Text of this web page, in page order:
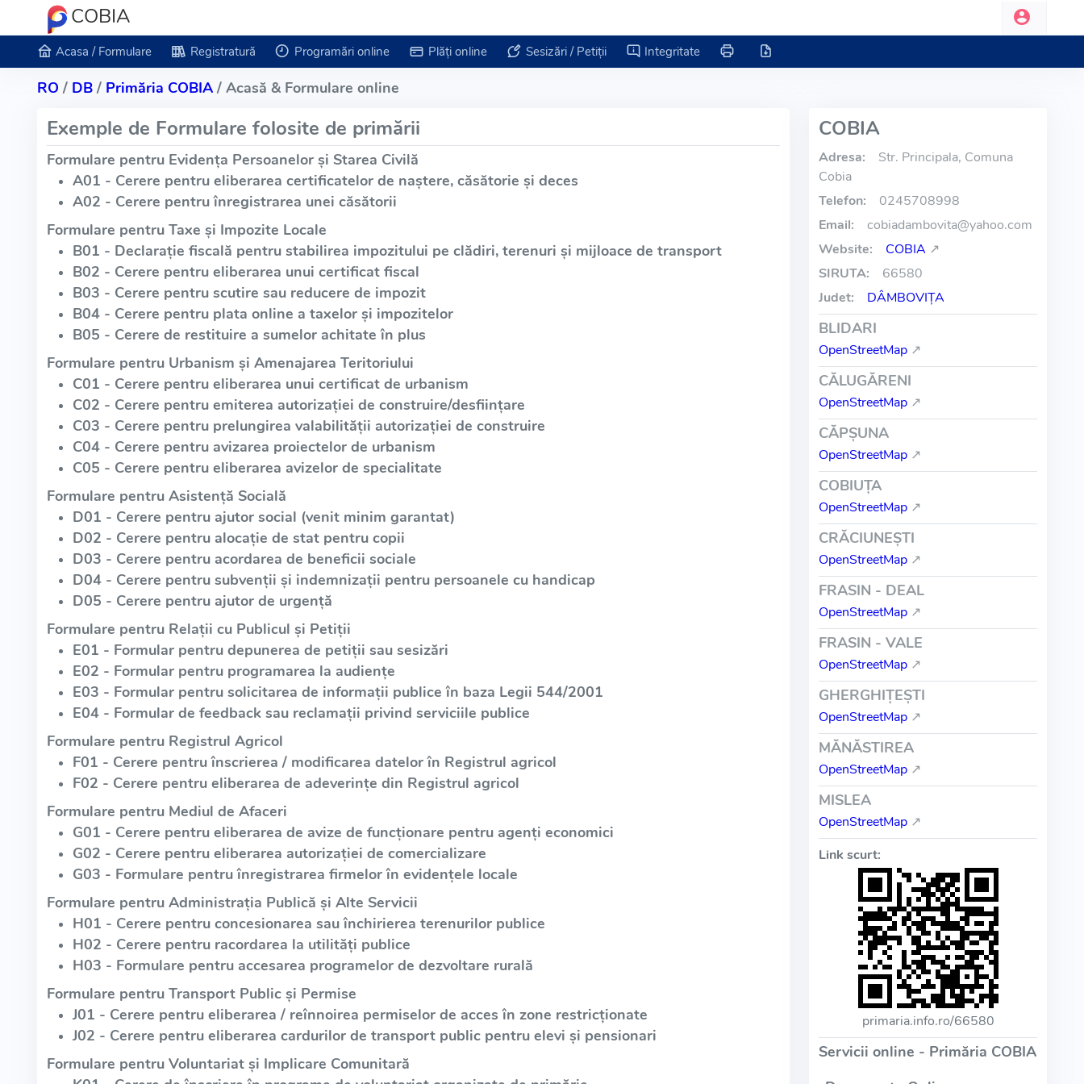
COBIA
Acasa / Formulare Registratură Programări online Plăți online Sesizări / Petiții Integritate
RO / DB/ Primăria COBIA/ Acasă & Formulare online
Exemple de Formulare folosite de primării
Formulare pentru Evidența Persoanelor și Starea Civilă
A01 - Cerere pentru eliberarea certificatelor de naștere, căsătorie și deces
A02 - Cerere pentru înregistrarea unei căsătorii
Formulare pentru Taxe și Impozite Locale
B01 - Declarație fiscală pentru stabilirea impozitului pe clădiri, terenuri și mijloace de transport
B02 - Cerere pentru eliberarea unui certificat fiscal
B03 - Cerere pentru scutire sau reducere de impozit
B04 - Cerere pentru plata online a taxelor și impozitelor
B05 - Cerere de restituire a sumelor achitate în plus
Formulare pentru Urbanism și Amenajarea Teritoriului
C01 - Cerere pentru eliberarea unui certificat de urbanism
C02 - Cerere pentru emiterea autorizației de construire/desființare
C03 - Cerere pentru prelungirea valabilității autorizației de construire
C04 - Cerere pentru avizarea proiectelor de urbanism
C05 - Cerere pentru eliberarea avizelor de specialitate
Formulare pentru Asistență Socială
D01 - Cerere pentru ajutor social (venit minim garantat)
D02 - Cerere pentru alocație de stat pentru copii
D03 - Cerere pentru acordarea de beneficii sociale
D04 - Cerere pentru subvenții și indemnizații pentru persoanele cu handicap
D05 - Cerere pentru ajutor de urgență
Formulare pentru Relații cu Publicul și Petiții
E01 - Formular pentru depunerea de petiții sau sesizări
E02 - Formular pentru programarea la audiențe
E03 - Formular pentru solicitarea de informații publice în baza Legii 544/2001
E04 - Formular de feedback sau reclamații privind serviciile publice
Formulare pentru Registrul Agricol
F01 - Cerere pentru înscrierea / modificarea datelor în Registrul agricol
F02 - Cerere pentru eliberarea de adeverințe din Registrul agricol
Formulare pentru Mediul de Afaceri
G01 - Cerere pentru eliberarea de avize de funcționare pentru agenți economici
G02 - Cerere pentru eliberarea autorizației de comercializare
G03 - Formulare pentru înregistrarea firmelor în evidențele locale
Formulare pentru Administrația Publică și Alte Servicii
H01 - Cerere pentru concesionarea sau închirierea terenurilor publice
H02 - Cerere pentru racordarea la utilități publice
H03 - Formulare pentru accesarea programelor de dezvoltare rurală
Formulare pentru Transport Public și Permise
J01 - Cerere pentru eliberarea / reînnoirea permiselor de acces în zone restricționate
J02 - Cerere pentru eliberarea cardurilor de transport public pentru elevi și pensionari
Formulare pentru Voluntariat și Implicare Comunitară
COBIA
Adresa:
Str. Principala, Comuna
Cobia
Telefon:
0245708998
Email:
cobiadambovita@yahoo.com
Website:
COBIA ↗
SIRUTA:
66580
Judet:
DÂMBOVIŢA
BLIDARI
OpenStreetMap ↗
CĂLUGĂRENI
OpenStreetMap ↗
CĂPŞUNA
OpenStreetMap ↗
COBIUŢA
OpenStreetMap ↗
CRĂCIUNEŞTI
OpenStreetMap ↗
FRASIN - DEAL
OpenStreetMap ↗
FRASIN - VALE
OpenStreetMap ↗
GHERGHIŢEŞTI
OpenStreetMap ↗
MĂNĂSTIREA
OpenStreetMap ↗
MISLEA
OpenStreetMap ↗
Link scurt:
primaria.info.ro/66580
Servicii online - Primăria COBIA